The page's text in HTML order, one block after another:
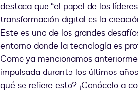
destaca que “el papel de los
transformación digital es la
Este es uno de los grandes
entorno donde la tecnología es
Como ya mencionamos
impulsada durante los últimos
qué se refiere esto? ¡Conócelo a